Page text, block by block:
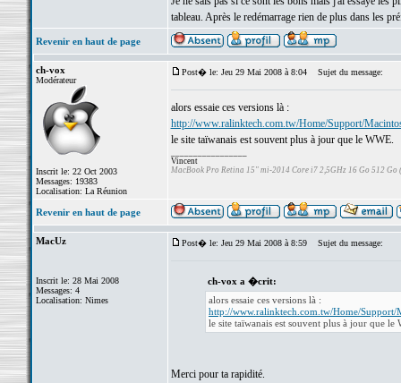
tableau. Après le redémarrage rien de plus dans les
Revenir en haut de page
ch-vox
Modérateur
Inscrit le: 22 Oct 2003
Messages: 19383
Localisation: La Réunion
Post� le: Jeu 29 Mai 2008 à 8:04 Sujet du message:
alors essaie ces versions là :
http://www.ralinktech.com.tw/Home/Support/
le site taïwanais est souvent plus à jour que le WWE.
Vincent
MacBook Pro Retina 15" mi-2014 Core i7 2,5GHz 16 Go 512 Go
Revenir en haut de page
MacUz
Inscrit le: 28 Mai 2008
Messages: 4
Localisation: Nimes
Post� le: Jeu 29 Mai 2008 à 8:59 Sujet du message:
ch-vox a �crit:
alors essaie ces versions là :
http://www.ralinktech.com.tw/Home/Support/
le site taïwanais est souvent plus à jour que le
Merci pour ta rapidité.